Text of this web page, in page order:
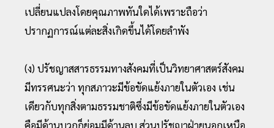
เปลี่ยนแปลงโดยคุณภาพทันใดได้เพราะถือว่า
ปรากฏการณ์แต่ละสิ่งเกิดขึ้นได้โดยลําพัง
(ง) ปรัชญาสสารธรรมทางสังคมที่เป็นวิทยาศาสตร์สังคม
มีทรรศนะว่า ทุกสภาวะมีข้อขัดแย้งภายในตัวเอง เช่น
เดียวกับทุกสิ่งตามธรรมชาติซึ่งมีข้อขัดแย้งภายในตัวเอง
คือมีด้านบวกก็ย่อมมีด้านลบ ส่วนปรัชญาฝ่ายนอกเหนือ